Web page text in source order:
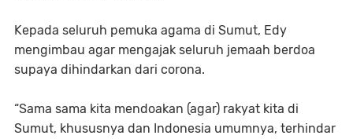
Kepada seluruh pemuka agama di Sumut, Edy
mengimbau agar mengajak seluruh jemaah berdoa
supaya dihindarkan dari corona.
“Sama sama kita mendoakan (agar) rakyat kita di
Sumut, khususnya dan Indonesia umumnya, terhindar